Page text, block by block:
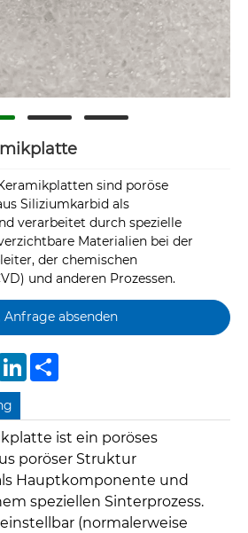
sind poröse
Siliziumkarbid als
verarbeitet durch spezielle
Materialien bei der
der chemischen
und anderen Prozessen.
Anfrage absenden
LinkedIn
ist ein poröses
poröser Struktur
Hauptkomponente und
speziellen Sinterprozess.
(normalerweise